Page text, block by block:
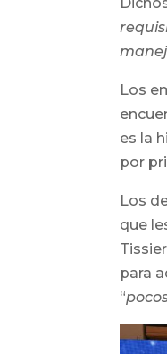
Los
es la
por
Los
que
para
“